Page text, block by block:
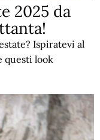
2025 da
Ispiratevi al
questi look